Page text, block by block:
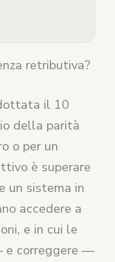
retributiva?
il 10
della parità
o per un
è superare
un sistema in
accedere a
e in cui le
e correggere —